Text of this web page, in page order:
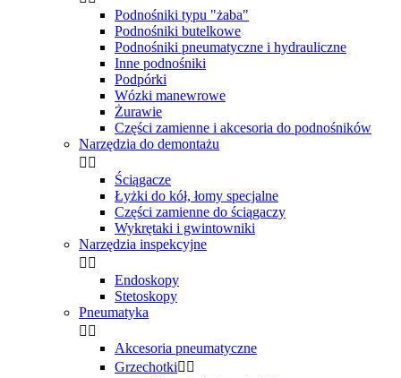
Podnośniki typu "żaba"
Podnośniki butelkowe
Podnośniki pneumatyczne i hydrauliczne
Inne podnośniki
Podpórki
Wózki manewrowe
Żurawie
Części zamienne i akcesoria do podnośników
Narzędzia do demontażu
 
Ściągacze
Łyżki do kół, łomy specjalne
Części zamienne do ściągaczy
Wykrętaki i gwintowniki
Narzędzia inspekcyjne
 
Endoskopy
Stetoskopy
Pneumatyka
 
Akcesoria pneumatyczne
Grzechotki 